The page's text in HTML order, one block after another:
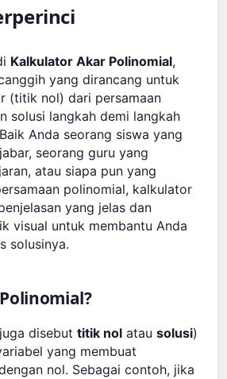
Kalkulator Akar Polinomial,
yang dirancang untuk
(titik nol) dari persamaan
solusi langkah demi langkah
Anda seorang siswa yang
seorang guru yang
atau siapa pun yang
polinomial, kalkulator
yang jelas dan
visual untuk membantu Anda
solusinya.
disebuttitik nol atausolusi)
yang membuat
nol. Sebagai contoh, jika